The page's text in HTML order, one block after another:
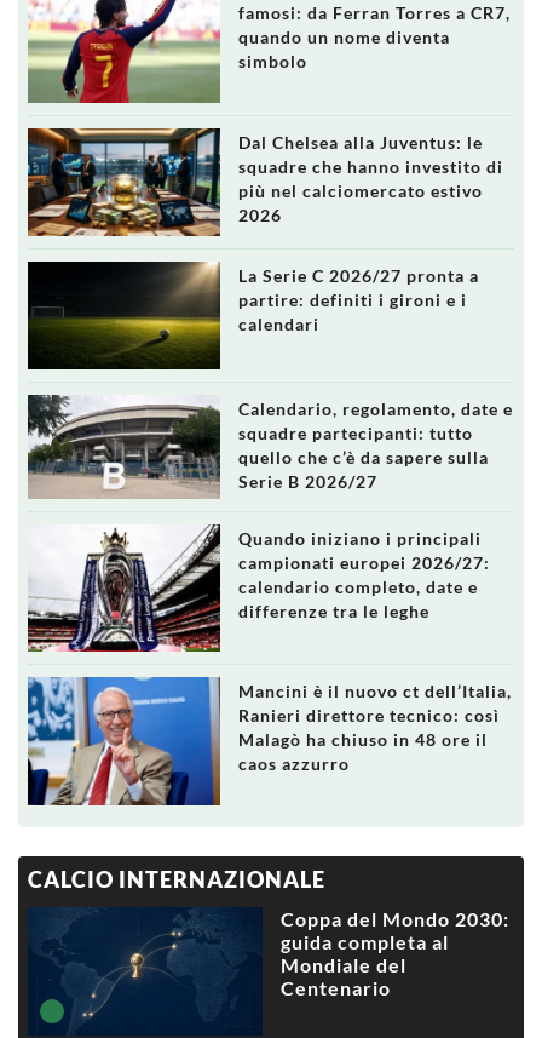
famosi: da Ferran Torres a CR7,
quando un nome diventa
simbolo
Dal Chelsea alla Juventus: le
squadre che hanno investito di
più nel calciomercato estivo
2026
La Serie C 2026/27 pronta a
partire: definiti i gironi e i
calendari
Calendario, regolamento, date e
squadre partecipanti: tutto
quello che c’è da sapere sulla
Serie B 2026/27
Quando iniziano i principali
campionati europei 2026/27:
calendario completo, date e
differenze tra le leghe
Mancini è il nuovo ct dell’Italia,
Ranieri direttore tecnico: così
Malagò ha chiuso in 48 ore il
caos azzurro
CALCIO INTERNAZIONALE
Coppa del Mondo 2030:
guida completa al
Mondiale del
Centenario